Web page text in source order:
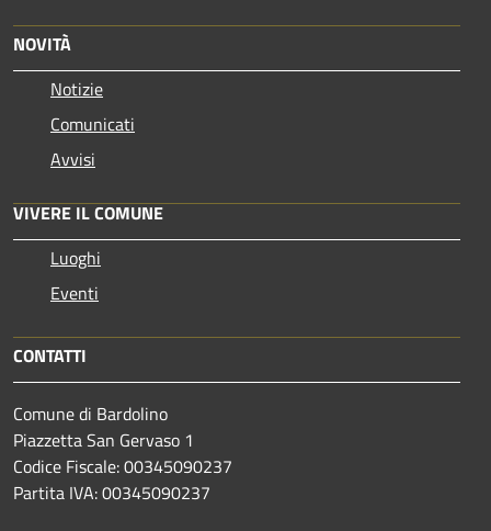
NOVITÀ
Notizie
Comunicati
Avvisi
VIVERE IL COMUNE
Luoghi
Eventi
CONTATTI
Comune di Bardolino
Piazzetta San Gervaso 1
Codice Fiscale: 00345090237
Partita IVA: 00345090237